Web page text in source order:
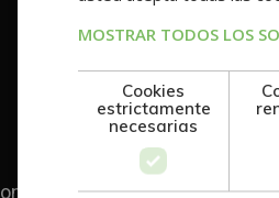
MOSTRAR TODOS LOS
Cookies
estrictamente
necesarias